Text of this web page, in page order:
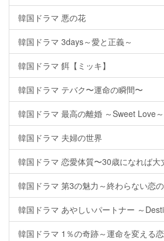
韓国ドラマ 悪の花
韓国ドラマ 3days～愛と正義～
韓国ドラマ 餌【ミッキ】
韓国ドラマ テバク〜運命の瞬間〜
韓国ドラマ 最高の離婚 ～Sweet Love～
韓国ドラマ 夫婦の世界
韓国ドラマ 恋愛体質〜30歳になれば大
韓国ドラマ 第3の魅力～終わらない恋
韓国ドラマ あやしいパートナー ～
韓国ドラマ 1％の奇跡～運命を変える